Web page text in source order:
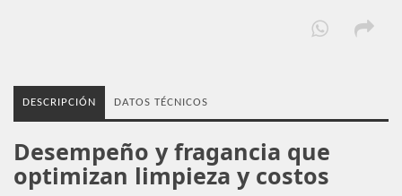
DESCRIPCIÓN DATOS TÉCNICOS
Desempeño y fragancia que
optimizan limpieza y costos